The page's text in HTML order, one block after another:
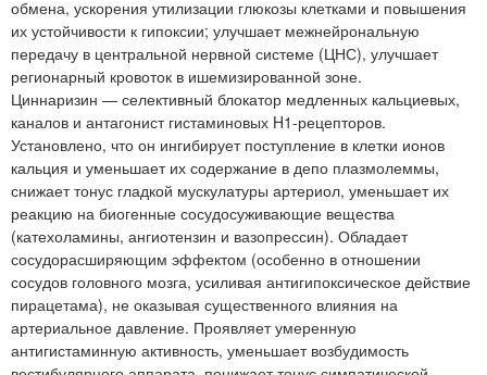
обмена, ускорения утилизации глюкозы клетками и повышения
их устойчивости к гипоксии; улучшает межнейрональную
передачу в центральной нервной системе (ЦНС), улучшает
регионарный кровоток в ишемизированной зоне.
Циннаризин — селективный блокатор медленных кальциевых,
каналов и антагонист гистаминовых H1-рецепторов.
Установлено, что он ингибирует поступление в клетки ионов
кальция и уменьшает их содержание в депо плазмолеммы,
снижает тонус гладкой мускулатуры артериол, уменьшает их
реакцию на биогенные сосудосуживающие вещества
(катехоламины, ангиотензин и вазопрессин). Обладает
сосудорасширяющим эффектом (особенно в отношении
сосудов головного мозга, усиливая антигипоксическое действие
пирацетама), не оказывая существенного влияния на
артериальное давление. Проявляет умеренную
антигистаминную активность, уменьшает возбудимость